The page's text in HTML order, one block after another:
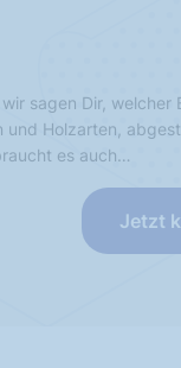
sagen Dir, welcher
und Holzarten,
es auch…
Jetzt